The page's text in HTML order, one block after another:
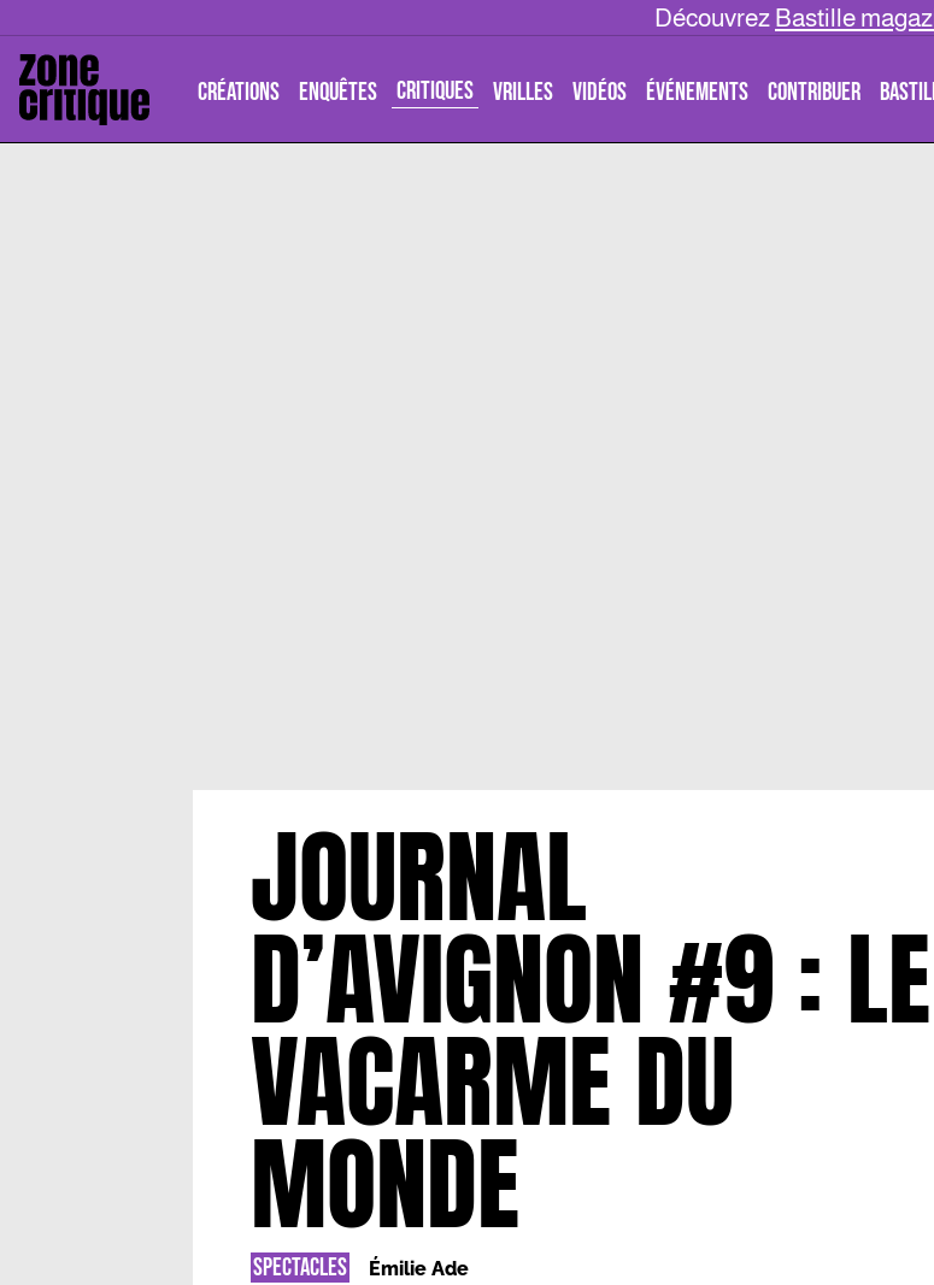
Découvrez Bastille
CRÉATIONS ENQUÊTES CRITIQUES VRILLES VIDÉOS ÉVÉNEMENTS CONTRIBUER
JOURNAL
D’AVIGNON #9 : LE
VACARME DU
MONDE
SPECTACLES Émilie Ade